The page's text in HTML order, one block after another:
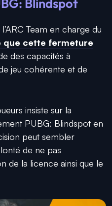
Team en charge du
que cette fermeture
des capacités à
jeu cohérente et de
insiste sur la
PUBG: Blindspot en
peut sembler
de ne pas
de la licence ainsi que le